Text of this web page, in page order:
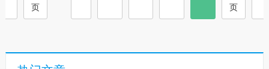
页
页